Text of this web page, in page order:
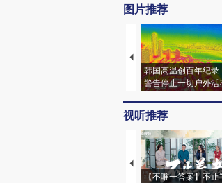
图片推荐
韩国高温创百年纪录
警告停止一切户外活
视听推荐
【不唯一答案】不止